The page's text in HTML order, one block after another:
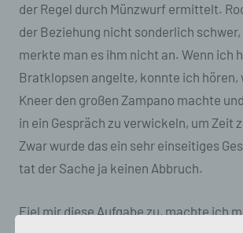
der Regel durch Münzwurf ermittelt.
der Beziehung nicht sonderlich
merkte man es ihm nicht an. Wenn ich
Bratklopsen angelte, konnte ich hören,
Kneer den großen Zampano machte
in ein Gespräch zu verwickeln, um Zeit
Zwar wurde das ein sehr einseitiges
tat der Sache ja keinen Abbruch.
Fiel mir diese Aufgabe zu, machte ich